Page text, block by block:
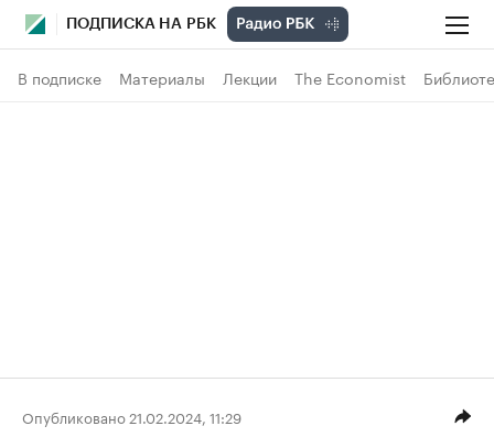
ПОДПИСКА НА РБК
В подписке Материалы Лекции The Economist
Опубликовано 21.02.2024, 11:29